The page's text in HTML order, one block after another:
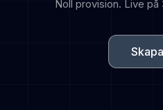
Noll provision. Live på